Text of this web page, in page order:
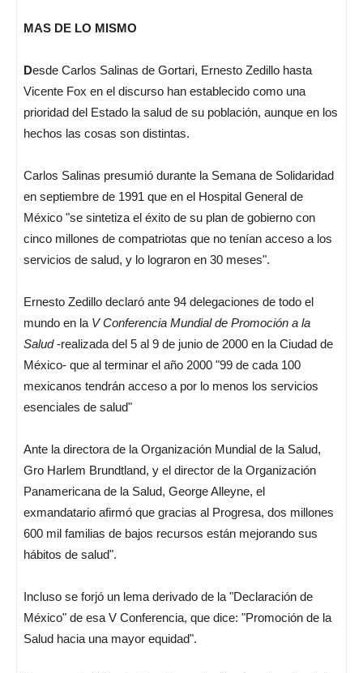
MAS DE LO MISMO
Desde Carlos Salinas de Gortari, Ernesto Zedillo hasta
Vicente Fox en el discurso han establecido como una
prioridad del Estado la salud de su población, aunque en los
hechos las cosas son distintas.
Carlos Salinas presumió durante la Semana de Solidaridad
en septiembre de 1991 que en el Hospital General de
México "se sintetiza el éxito de su plan de gobierno con
cinco millones de compatriotas que no tenían acceso a los
servicios de salud, y lo lograron en 30 meses".
Ernesto Zedillo declaró ante 94 delegaciones de todo el
mundo en la V Conferencia Mundial de Promoción a la
Salud-realizada del 5 al 9 de junio de 2000 en la Ciudad de
México- que al terminar el año 2000 "99 de cada 100
mexicanos tendrán acceso a por lo menos los servicios
esenciales de salud"
Ante la directora de la Organización Mundial de la Salud,
Gro Harlem Brundtland, y el director de la Organización
Panamericana de la Salud, George Alleyne, el
exmandatario afirmó que gracias al Progresa, dos millones
600 mil familias de bajos recursos están mejorando sus
hábitos de salud".
Incluso se forjó un lema derivado de la "Declaración de
México" de esa V Conferencia, que dice: "Promoción de la
Salud hacia una mayor equidad".